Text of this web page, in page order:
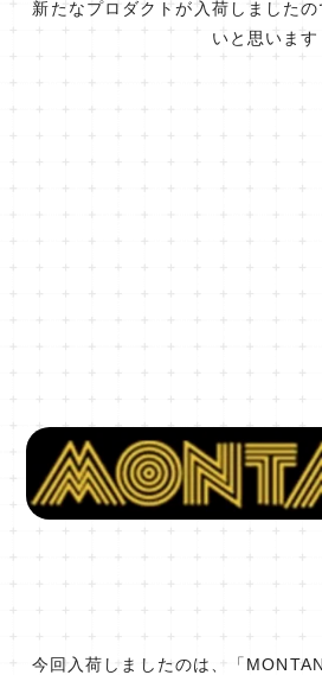
新たなプロダクトが入荷しました
いと思います
今回入荷しましたのは、「